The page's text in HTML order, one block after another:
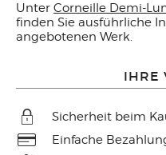
Unter Corneille Demi-
finden Sie ausführliche
angebotenen Werk.
IHRE
Sicherheit beim
Einfache